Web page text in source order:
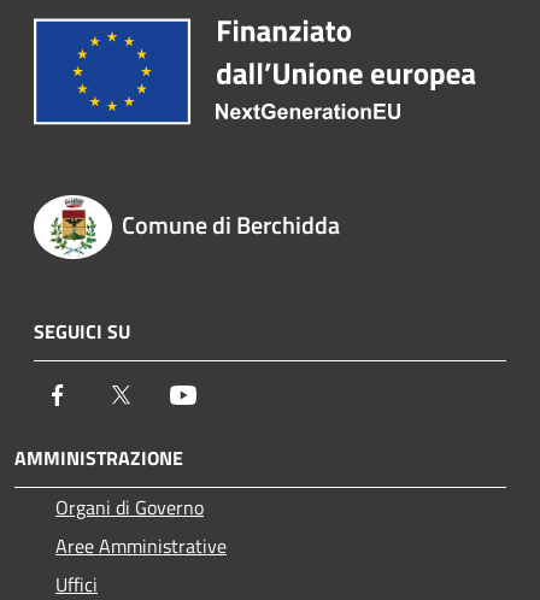
Comune di Berchidda
SEGUICI SU
Facebook Twitter
AMMINISTRAZIONE
Organi di Governo
Aree Amministrative
Uffici